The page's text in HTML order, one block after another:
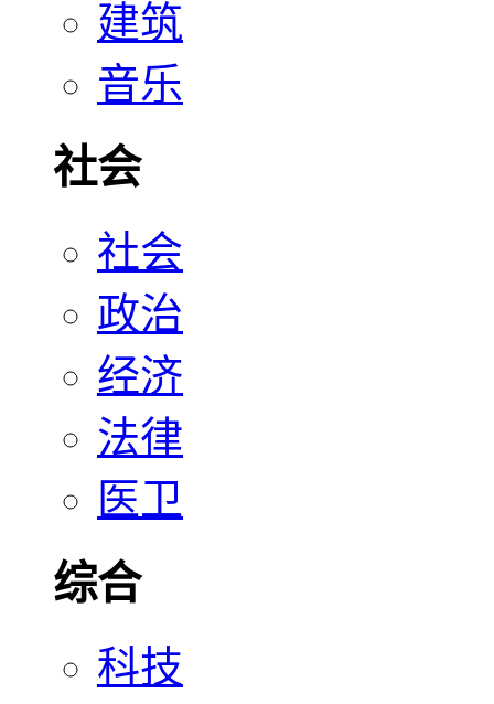
建筑
音乐
社会
社会
政治
经济
法律
医卫
综合
科技